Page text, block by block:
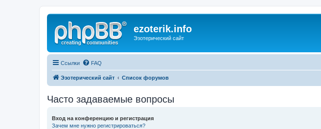
ezoterik.info
Эзотерический сайт
Ссылки FAQ
Эзотерический сайт Список форумов
Часто задаваемые вопросы
Вход на конференцию и регистрация
Зачем мне нужно регистрироваться?